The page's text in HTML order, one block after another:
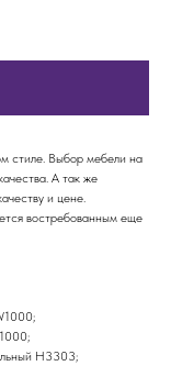
стиле. Выбор мебели на
А так же
и цене.
востребованным еще
Н3303;